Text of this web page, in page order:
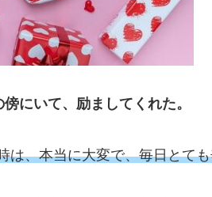
にいて、励ましてくれた。
は、本当に大変で、毎日とて